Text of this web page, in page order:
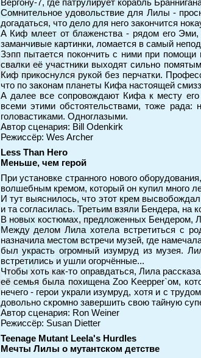
Вергону-7, где патрулирует корабль
Сомнительное удовольствие для Лилы -
догадаться, что дело для него закончится
А Киф млеет от блаженства - рядом его Эми,
заманчивые картинки, ломается в самый
Зэпп пытается покончить с ними при
свалки её участники выходят сильно
Киф прикоснулся рукой без перчатки.
что по законам планеты Кифа настоящей
А далее все сопровождают Кифа к месту
всеми этими обстоятельствами, тоже
головастиками. Одноглазыми.
Автор сценария: Bill Odenkirk
Режиссёр: Wes Archer
Less Than Hero
Меньше, чем герой
При установке странного нового
волшебным кремом, который он купил много
И тут выяснилось, что этот крем
и та согласилась. Третьим взяли Бендера, на
В новых костюмах, предложенных Бендером,
Между делом Лила хотела встретиться с
назначила местом встречи музей, где
был украсть огромный изумруд из музея.
встретились и ушли огорчённые...
Чтобы хоть как-то оправдаться, Лила
её семья была похищена Zoo Keepper`ом,
нечего - герои украли изумруд, хотя и с
довольно скромно завершить свою тайную
Автор сценария: Ron Weiner
Режиссёр: Susan Dietter
Teenage Mutant Leela's Hurdles
Мечты Лилы о мутантском детстве